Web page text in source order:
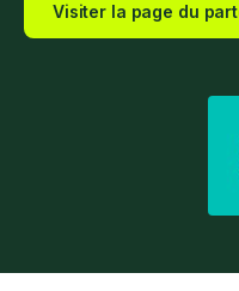
Visiter la page du